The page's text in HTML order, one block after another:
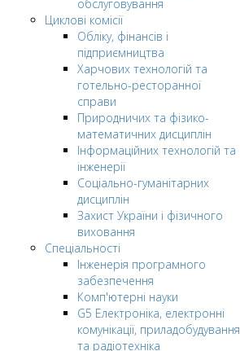
обслуговування
Циклові комісії
Обліку, фінансів і
підприємництва
Харчових технологій та
готельно-ресторанної
справи
Природничих та фізико-
математичних дисциплін
Інформаційних технологій та
інженерії
Соціально-гуманітарних
дисциплін
Захист України і фізичного
виховання
Спеціальності
Інженерія програмного
забезпечення
Комп'ютерні науки
G5 Електроніка, електронні
комунікації, приладобудування
та радіотехніка